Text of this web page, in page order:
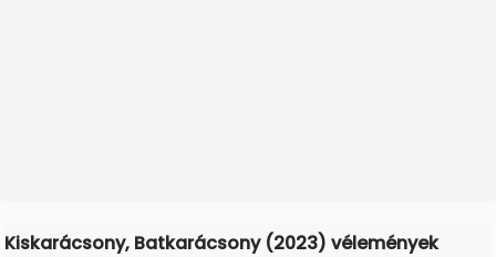
Kiskarácsony, Batkarácsony (2023) vélemények